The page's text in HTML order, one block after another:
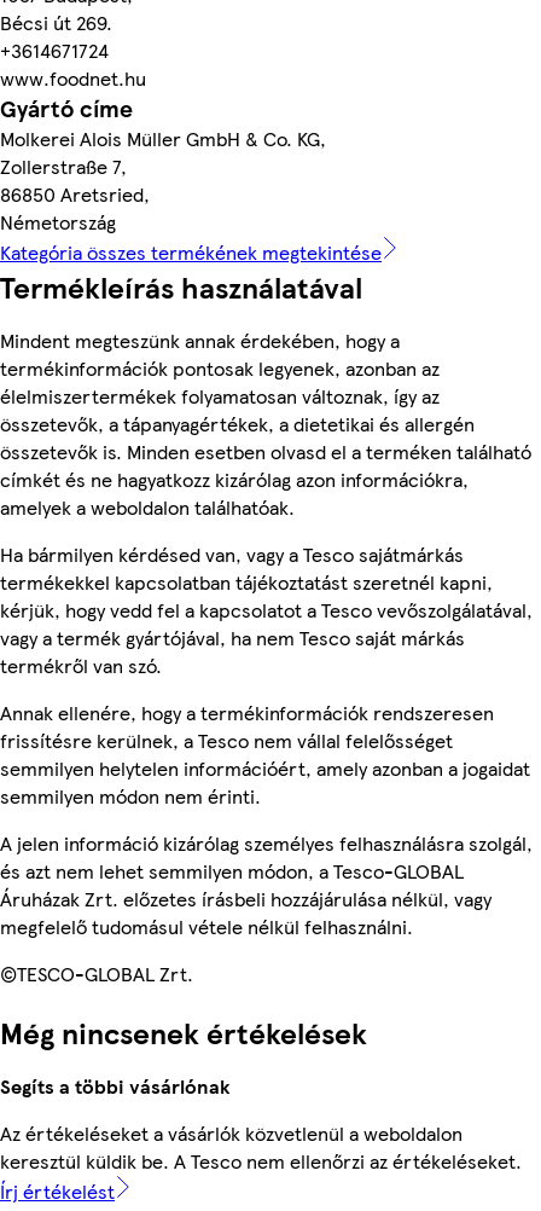
Bécsi út 269.
+3614671724
www.foodnet.hu
Gyártó címe
Molkerei Alois Müller GmbH & Co. KG,
Zollerstraße 7,
86850 Aretsried,
Németország
Kategória összes termékének megtekintése
Termékleírás használatával
Mindent megteszünk annak érdekében, hogy a
termékinformációk pontosak legyenek, azonban az
élelmiszertermékek folyamatosan változnak, így az
összetevők, a tápanyagértékek, a dietetikai és allergén
összetevők is. Minden esetben olvasd el a terméken található
címkét és ne hagyatkozz kizárólag azon információkra,
amelyek a weboldalon találhatóak.
Ha bármilyen kérdésed van, vagy a Tesco sajátmárkás
termékekkel kapcsolatban tájékoztatást szeretnél kapni,
kérjük, hogy vedd fel a kapcsolatot a Tesco vevőszolgálatával,
vagy a termék gyártójával, ha nem Tesco saját márkás
termékről van szó.
Annak ellenére, hogy a termékinformációk rendszeresen
frissítésre kerülnek, a Tesco nem vállal felelősséget
semmilyen helytelen információért, amely azonban a jogaidat
semmilyen módon nem érinti.
A jelen információ kizárólag személyes felhasználásra szolgál,
és azt nem lehet semmilyen módon, a Tesco-GLOBAL
Áruházak Zrt. előzetes írásbeli hozzájárulása nélkül, vagy
megfelelő tudomásul vétele nélkül felhasználni.
©TESCO-GLOBAL Zrt.
Még nincsenek értékelések
Segíts a többi vásárlónak
Az értékeléseket a vásárlók közvetlenül a weboldalon
keresztül küldik be. A Tesco nem ellenőrzi az értékeléseket.
Írj értékelést